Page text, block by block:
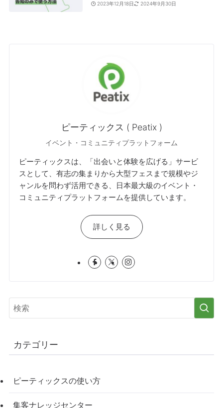
2023年12月18日 2024年9月30日
ピーティックス ( Peatix )
イベント・コミュニティプラットフォーム
ピーティックスは、「出会いと体験を広げる」サービ
スとして、有志の集まりから大型フェスまで規模やジ
ャンルを問わず活用できる、日本最大級のイベント・
コミュニティプラットフォームを提供しています。
詳しく見る
カテゴリー
ピーティックスの使い方
集客ナレッジセンター